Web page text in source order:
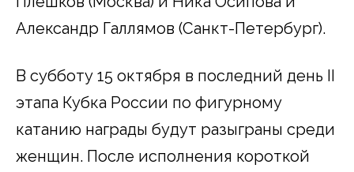
Александр Галлямов (Санкт-Петербург).
В субботу 15 октября в последний день II
этапа Кубка России по фигурному
катанию награды будут разыграны среди
женщин. После исполнения короткой